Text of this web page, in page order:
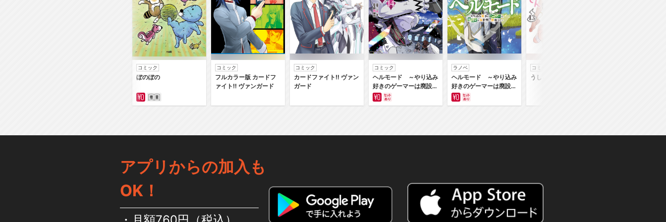
コミック
ぼのぼの
コミック
フルカラー版 カードフ
ァイト‼ ヴァンガード
コミック
カードファイト‼ ヴァン
ガード
コミック
ヘルモード ～やり込み
好きのゲーマーは廃設定
の異世界で無双する～は
じまりの召喚士
ラノベ
ヘルモード ～やり込み
好きのゲーマーは廃設定
の異世界で無双する～
コミック
うしろの正面カムイさん
アプリからの加入も
OK！